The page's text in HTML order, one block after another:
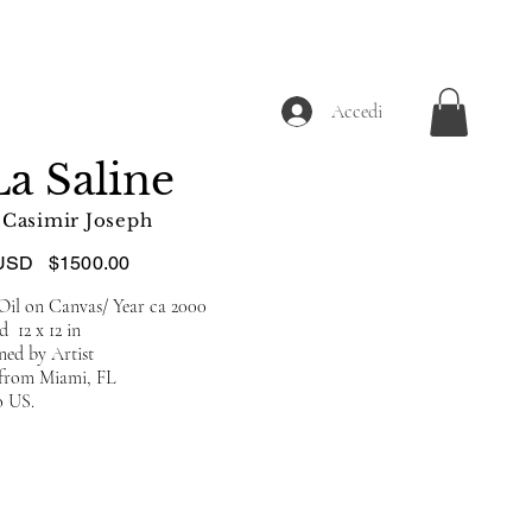
Accedi
Saline
Casimir Joseph
$1500.00
on Canvas/ Year ca 2000
12 x 12 in
by Artist
Miami, FL
US.